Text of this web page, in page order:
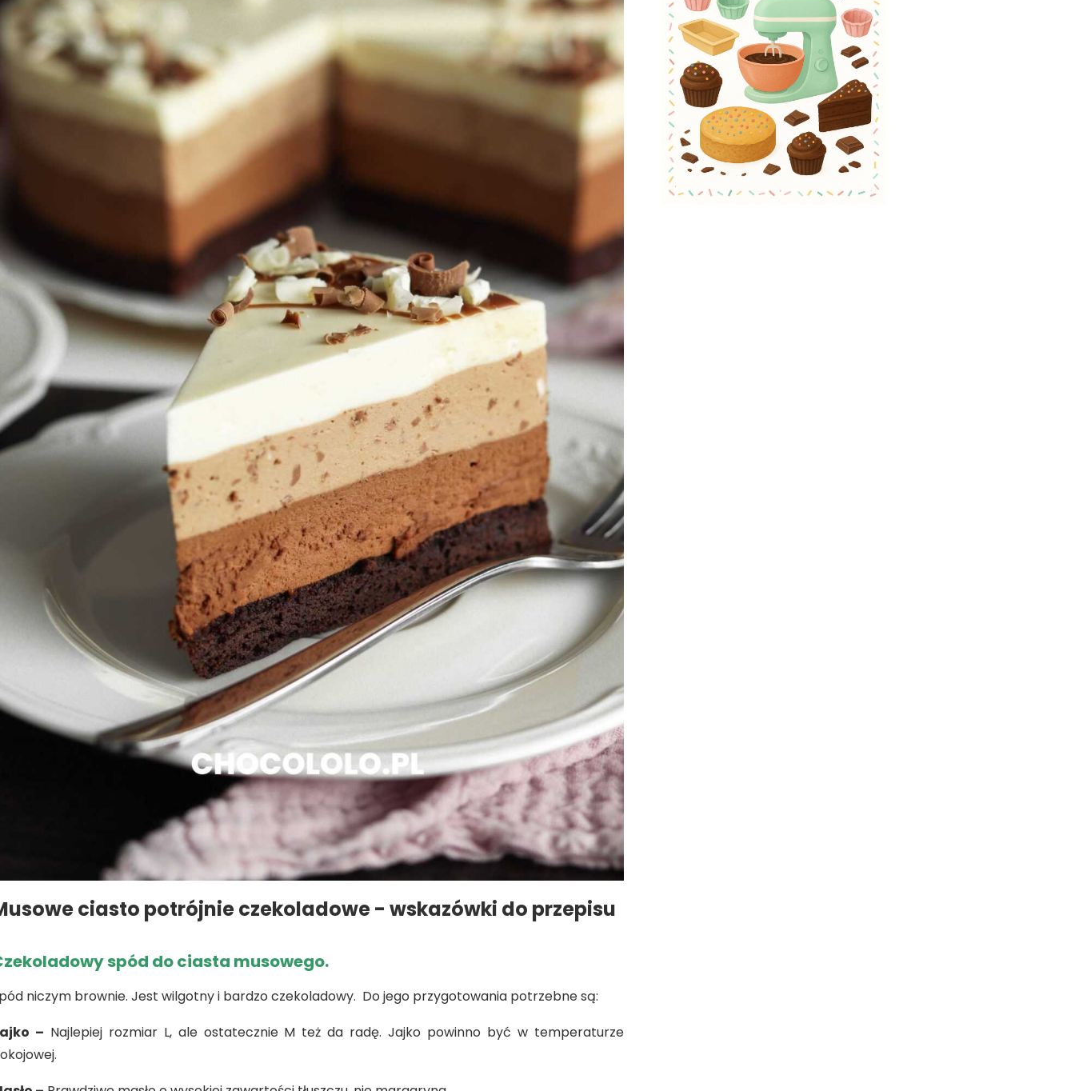
ciasto potrójnie czekoladowe - wskazówki do przepisu
spód do ciasta musowego.
niczym brownie. Jest wilgotny i bardzo czekoladowy. Do jego przygotowania potrzebne są:
– Najlepiej rozmiar L, ale ostatecznie M też da radę. Jajko powinno być w temperaturze